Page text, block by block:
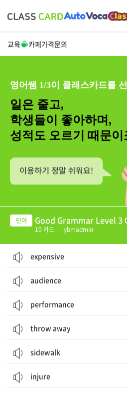
교육 카페가격문의
영어쌤 1/3이 클래스카드를
일은 줄고,
학생들이 좋아하며,
성적도 오르기 때문이
Good Grammar Level 3
10 카드 | ybmadmin
expensive
audience
performance
throw away
sidewalk
injure